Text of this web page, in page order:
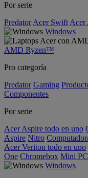
Por serie
Predator Acer Swift Acer
Windows
AMD Ryzen™
Pro categoría
Predator Gaming
Componentes
Por serie
Acer Aspire todo en uno
Aspire Nitro
Acer Veriton todo en uno
One Chromebox Mini PC
Windows